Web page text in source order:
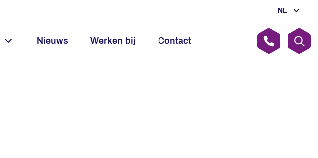
NL
Nieuws Werken bij Contact